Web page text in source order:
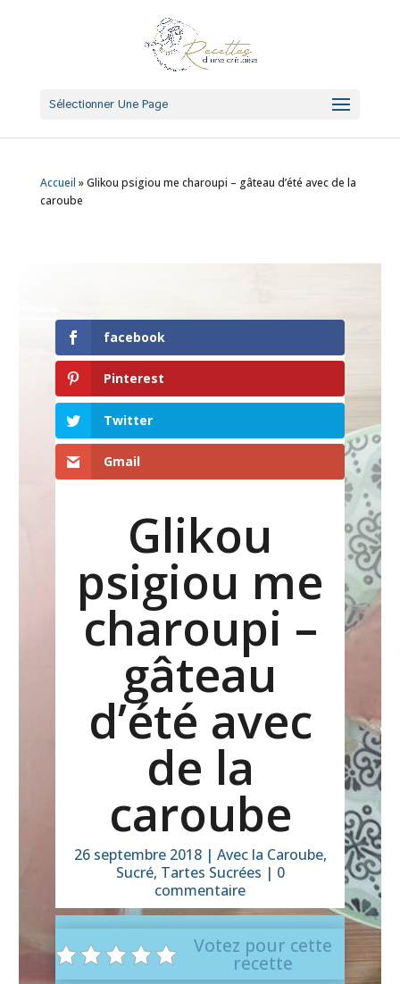
Sélectionner Une Page
Accueil »Glikou psigiou me charoupi – gâteau d’été avec de la
caroube
facebook
Pinterest
Twitter
Gmail
Glikou
psigiou me
charoupi –
gâteau
d’été avec
de la
caroube
26 septembre 2018| Avec la Caroube,
Sucré, Tartes Sucrées | 0
commentaire
Votez pour cette
recette